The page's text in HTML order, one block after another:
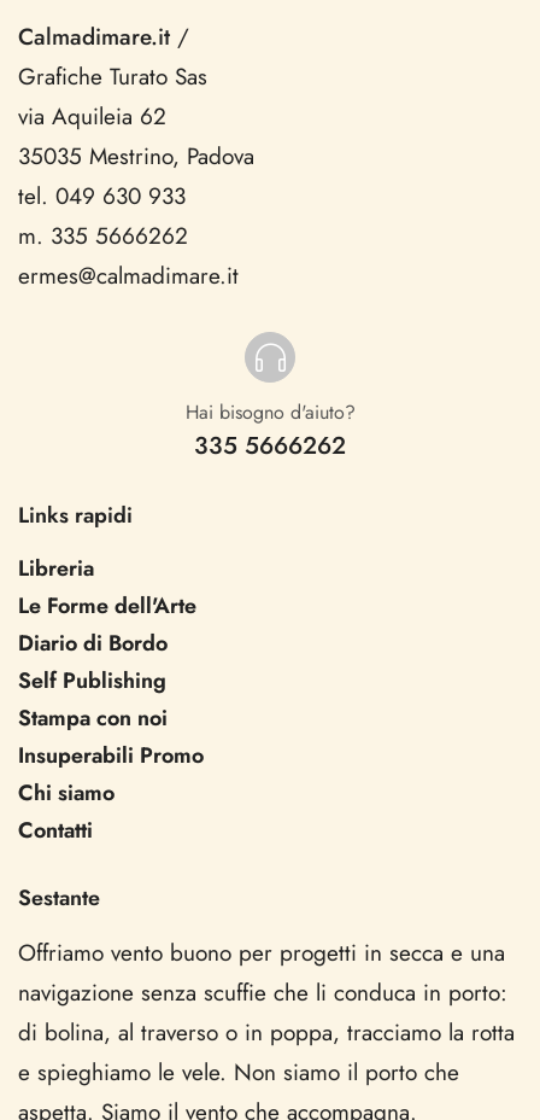
Calmadimare.it /
Grafiche Turato Sas
via Aquileia 62
35035 Mestrino, Padova
tel. 049 630 933
m. 335 5666262
ermes@calmadimare.it
Hai bisogno d'aiuto?
335 5666262
Links rapidi
Libreria
Le Forme dell'Arte
Diario di Bordo
Self Publishing
Stampa con noi
Insuperabili Promo
Chi siamo
Contatti
Sestante
Offriamo vento buono per progetti in secca e una
navigazione senza scuffie che li conduca in porto:
di bolina, al traverso o in poppa, tracciamo la rotta
e spieghiamo le vele. Non siamo il porto che
aspetta. Siamo il vento che accompagna.